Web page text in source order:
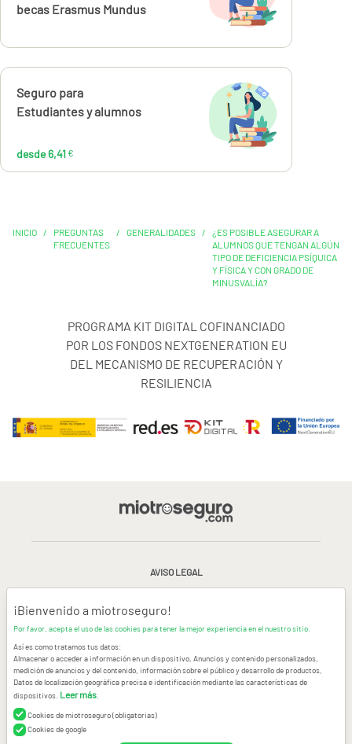
becas Erasmus Mundus
Calcúlalo ahora
Seguro para
Estudiantes y alumnos
desde 6,41 €
€
INICIO /
PREGUNTAS
FRECUENTES
/ GENERALIDADES /
¿ES POSIBLE ASEGURAR A
ALUMNOS QUE TENGAN ALGÚN
TIPO DE DEFICIENCIA PSÍQUICA
Y FÍSICA Y CON GRADO DE
MINUSVALÍA?
PROGRAMA KIT DIGITAL COFINANCIADO
POR LOS FONDOS NEXTGENERATION EU
DEL MECANISMO DE RECUPERACIÓN Y
RESILIENCIA
AVISO LEGAL
CONDICIONES GENERALES DE USO
CONTACTAR
© Copyright miotroseguro.com 2026. Todos los derechos reservados
Images designed byFreepik
¡Bienvenido a miotroseguro!
Por favor, acepta el uso de las cookies para tener la mejor experiencia en el nuestro sitio.
Así es como tratamos tus datos:
Almacenar o acceder a información en un dispositivo, Anuncios y contenido personalizados,
medición de anuncios y del contenido, información sobre el público y desarrollo de productos,
Datos de localización geográfica precisa e identificación mediante las características de
dispositivos. Leer más
Cookies de miotroseguro (obligatorias)
Cookies de google